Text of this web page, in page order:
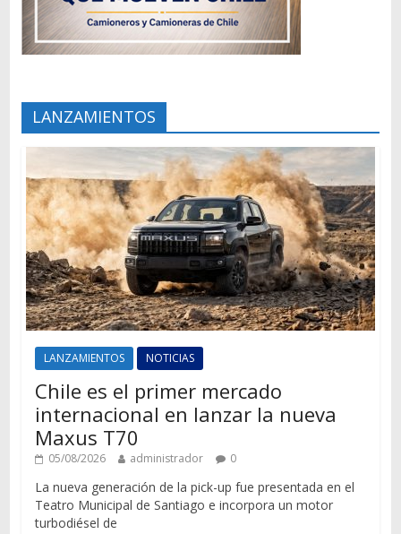
LANZAMIENTOS
LANZAMIENTOS NOTICIAS
Chile es el primer mercado
internacional en lanzar la nueva
Maxus T70
05/08/2026 administrador 0
La nueva generación de la pick-up fue presentada en el
Teatro Municipal de Santiago e incorpora un motor
turbodiésel de